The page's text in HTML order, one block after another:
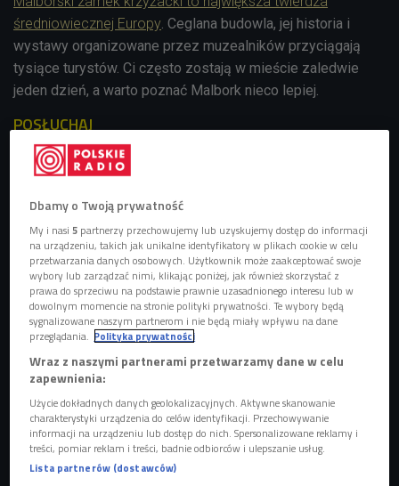
średniowiecznej Europy. Ceglana budowla, jej historia i
wystawy organizowane przez muzealników przyciągają
tysiące turystów. Ci często zostają w mieście zaledwie
jeden dzień, a warto poznać Malbork nieco lepiej.
POSŁUCHAJ
O atrakcjach Malborka i okolic opowiada Michał Płonka,
dziennikarz (City break Polska/Czwórka)
Rodzinne strony poznawane na nowo
Michał Płonka, dziennikarz i producent pochodzący z
Malborka, na stałe wyprowadził się z miasteczka w 2013
roku. Od tamtego czasu wiele się tam zmieniło, a on chętnie
wraca do rodzinnych stron i poznaje je na nowo. - W
Malborku zaczęto wyciągać turystów poza zamek. To
miejsce, w którym można robić wiele ciekawych rzeczy -
przekonuje. - W 2009 roku zakończyła się przebudowa
Dbamy o Twoją prywatność
My i nasi5 partnerzy przechowujemy lub uzyskujemy dostęp do informacji
na urządzeniu, takich jak unikalne identyfikatory w plikach cookie w celu
przetwarzania danych osobowych. Użytkownik może zaakceptować swoje
wybory lub zarządzać nimi, klikając poniżej, jak również skorzystać z
prawa do sprzeciwu na podstawie prawnie uzasadnionego interesu lub w
dowolnym momencie na stronie polityki prywatności. Te wybory będą
sygnalizowane naszym partnerom i nie będą miały wpływu na dane
przeglądania. Polityka prywatności
Wraz z naszymi partnerami przetwarzamy dane w celu
zapewnienia:
Użycie dokładnych danych geolokalizacyjnych. Aktywne skanowanie
charakterystyki urządzenia do celów identyfikacji. Przechowywanie
informacji na urządzeniu lub dostęp do nich. Spersonalizowane reklamy i
treści, pomiar reklam i treści, badnie odbiorców i ulepszanie usług.
Lista partnerów (dostawców)